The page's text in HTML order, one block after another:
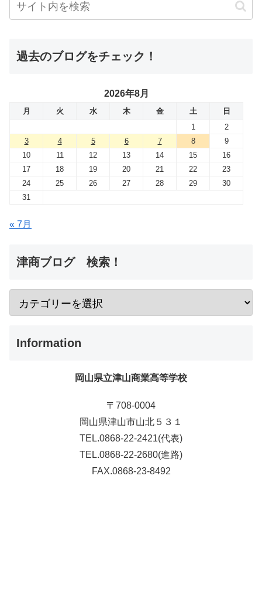
過去のブログをチェック！
2026年8月
月 火 水 木 金 土
日
1
2
3
4 5 6 7 8
9
10
11 12 13 14 15
16
17
18 19 20 21 22
23
24
25 26 27 28 29
30
31
« 7月
津商ブログ 検索！
Information
岡山県立津山商業高等学校
〒708-0004
岡山県津山市山北５３１
TEL.0868-22-2421(代表)
TEL.0868-22-2680(進路)
FAX.0868-23-8492